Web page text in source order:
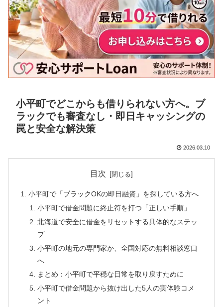
小平町でどこからも借りられない方へ。ブ
ラックでも審査なし・即日キャッシングの
罠と安全な解決策
2026.03.10
目次
小平町で「ブラックOKの即日融資」を探している方へ
小平町で借金問題に終止符を打つ「正しい手順」
北海道で安全に借金をリセットする具体的なステッ
プ
小平町の地元の専門家か、全国対応の無料相談窓口
へ
まとめ：小平町で平穏な日常を取り戻すために
小平町で借金問題から抜け出した5人の実体験コメ
ント